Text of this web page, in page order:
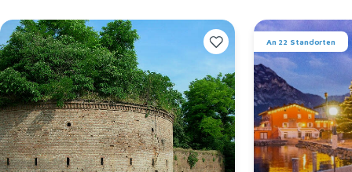
An 22 Standorten